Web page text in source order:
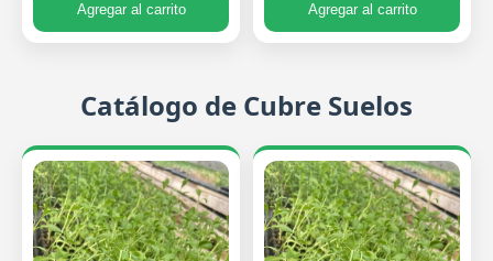
Agregar al carrito Agregar al carrito
Catálogo de Cubre Suelos